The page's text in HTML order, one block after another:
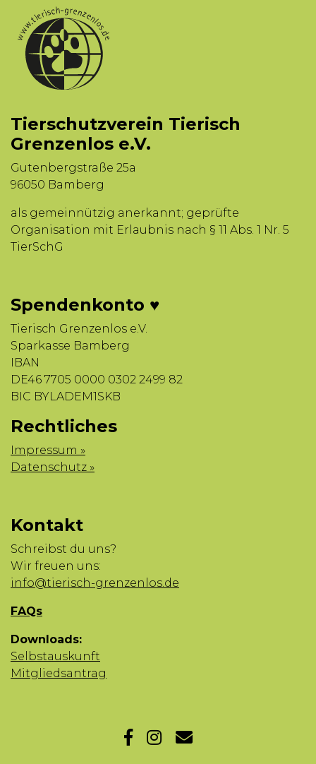
Tierschutzverein Tierisch
Grenzenlos e.V.
Gutenbergstraße 25a
96050 Bamberg
als gemeinnützig anerkannt; geprüfte
Organisation mit Erlaubnis nach § 11 Abs. 1 Nr. 5
TierSchG
Spendenkonto ♥
Tierisch Grenzenlos e.V.
Sparkasse Bamberg
IBAN
DE46 7705 0000 0302 2499 82
BIC BYLADEM1SKB
Rechtliches
Impressum »
Datenschutz »
Kontakt
Schreibst du uns?
Wir freuen uns:
info@tierisch-grenzenlos.de
FAQs
Downloads:
Selbstauskunft
Mitgliedsantrag